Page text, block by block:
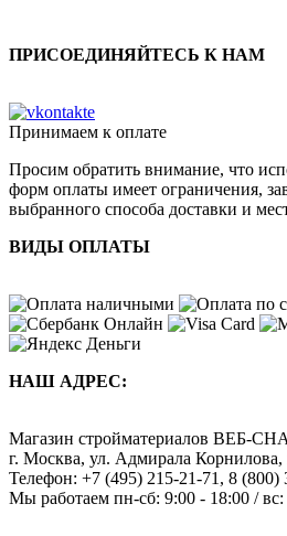
ПРИСОЕДИНЯЙТЕСЬ К НАМ
Принимаем к оплате
Просим обратить внимание, что
форм оплаты имеет ограничения,
выбранного способа доставки и
ВИДЫ ОПЛАТЫ
НАШ АДРЕС:
Магазин стройматериалов ВЕБ-
г. Москва, ул. Адмирала Корнилова,
Телефон: +7 (495) 215-21-71 , 8 (800)
Мы работаем пн-сб: 9:00 - 18:00 /